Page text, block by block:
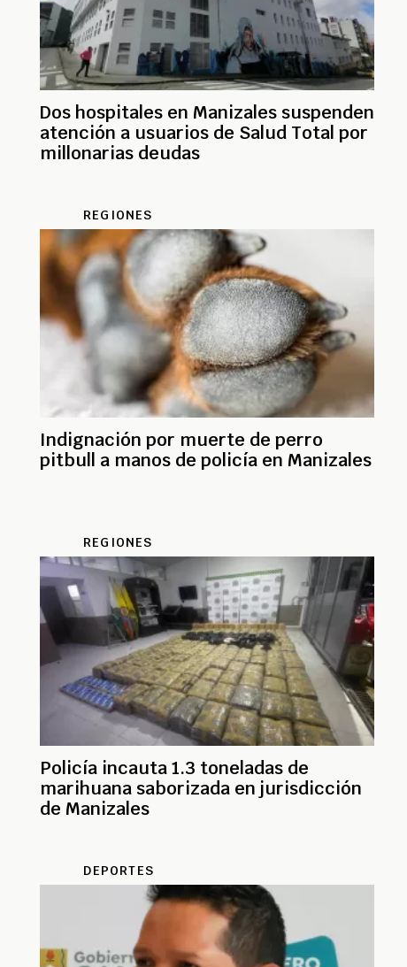
Dos hospitales en Manizales suspenden
atención a usuarios de Salud Total por
millonarias deudas
REGIONES
Indignación por muerte de perro
pitbull a manos de policía en Manizales
REGIONES
Policía incauta 1.3 toneladas de
marihuana saborizada en jurisdicción
de Manizales
DEPORTES